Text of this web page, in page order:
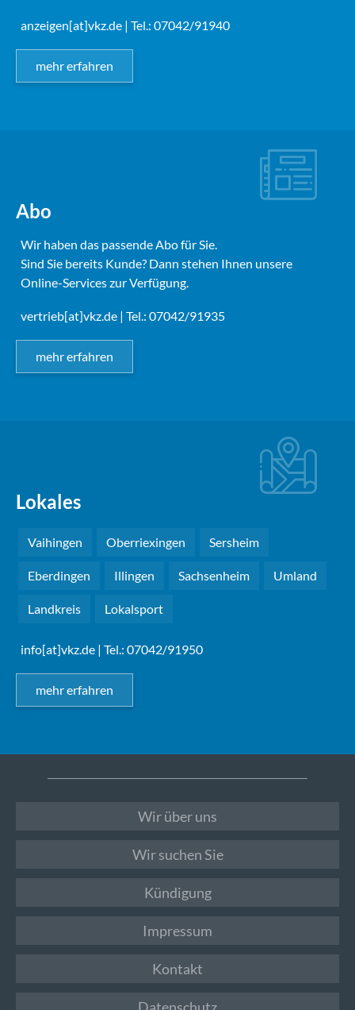
anzeigen[at]vkz.de | Tel.: 07042/91940
mehr erfahren
Abo
Wir haben das passende Abo für Sie.
Sind Sie bereits Kunde? Dann stehen Ihnen unsere
Online-Services zur Verfügung.
vertrieb[at]vkz.de | Tel.: 07042/91935
mehr erfahren
Lokales
Vaihingen Oberriexingen Sersheim
Eberdingen Illingen Sachsenheim Umland
Landkreis Lokalsport
info[at]vkz.de | Tel.: 07042/91950
mehr erfahren
Wir über uns
Wir suchen Sie
Kündigung
Impressum
Kontakt
Datenschutz